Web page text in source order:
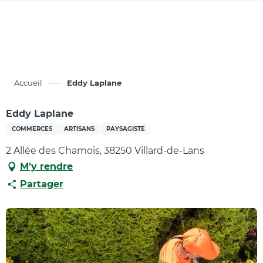
Accueil Eddy Laplane
Eddy Laplane
COMMERCES ARTISANS PAYSAGISTE
2 Allée des Chamois, 38250 Villard-de-Lans
M'y rendre
Partager